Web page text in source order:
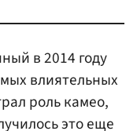
в 2014 году
влиятельных
роль камео,
это еще